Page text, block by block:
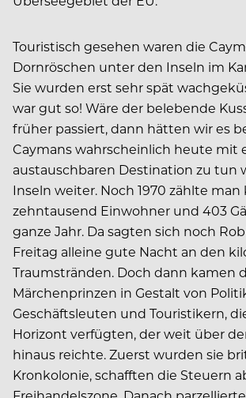
Touristisch gesehen waren die
Dornröschen unter den Inseln im
Sie wurden erst sehr spät
war gut so! Wäre der belebende
früher passiert, dann hätten wir es
Caymans wahrscheinlich heute mit
austauschbaren Destination zu tun
Inseln weiter. Noch 1970 zählte man
zehntausend Einwohner und 403
ganze Jahr. Da sagten sich noch
Freitag alleine gute Nacht an den
Traumstränden. Doch dann kamen
Märchenprinzen in Gestalt von
Geschäftsleuten und Touristikern,
Horizont verfügten, der weit über
hinaus reichte. Zuerst wurden sie
Kronkolonie, schafften die Steuern